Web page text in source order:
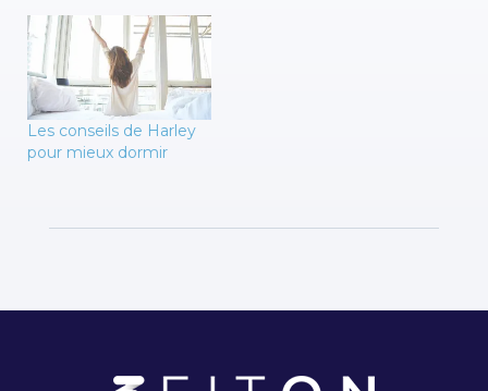
Les conseils de Harley
pour mieux dormir